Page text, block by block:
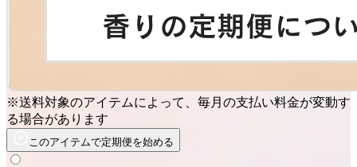
※送料対象のアイテムによって、毎月の支払い料金が変動す
る場合があります
このアイテムで定期便を始める